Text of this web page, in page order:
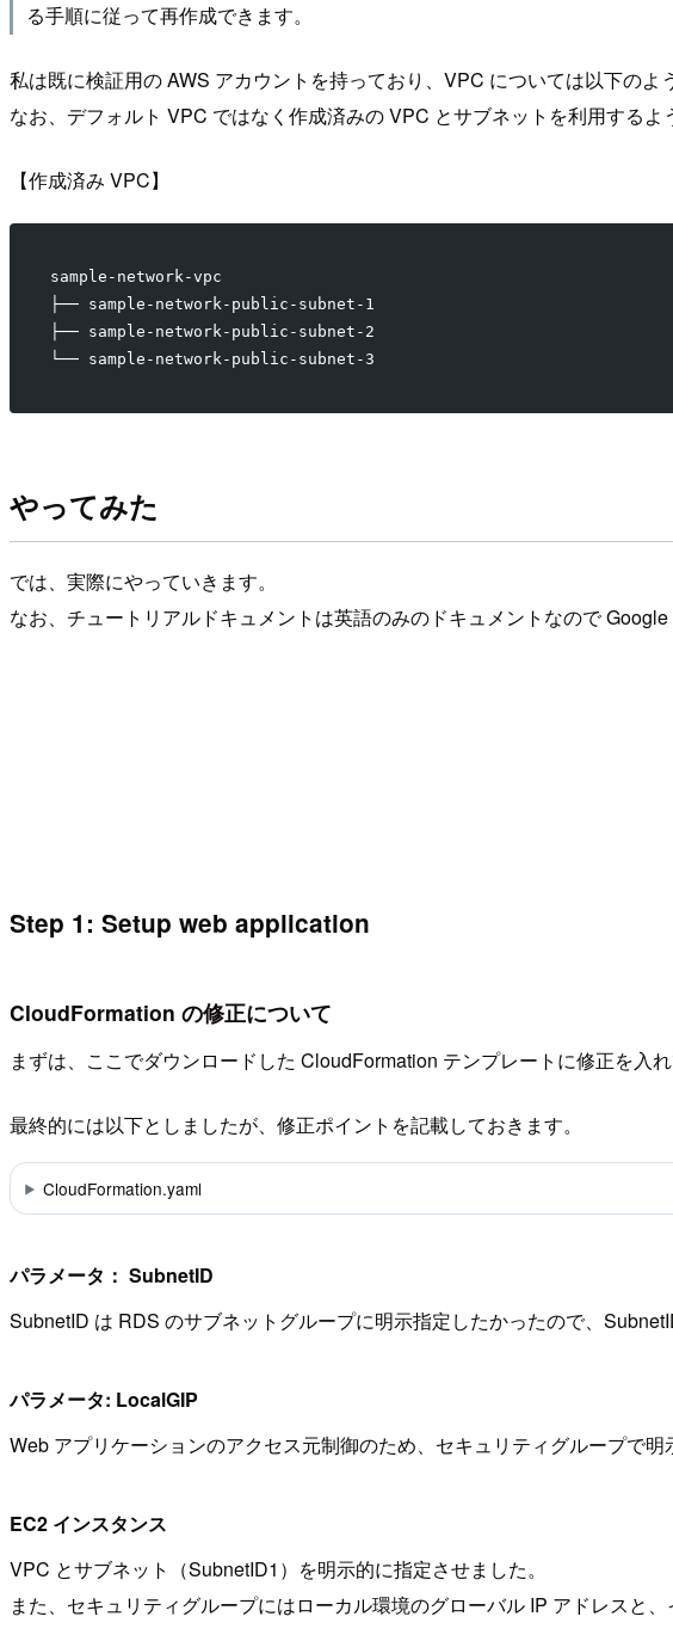
る手順に従って再作成できます。
私は既に検証用の AWS アカウントを持っており、VPC については以下の
なお、デフォルト VPC ではなく作成済みの VPC とサブネットを利用するよ
【作成済み VPC】
sample-network-vpc
├── sample-network-public-subnet-1
├── sample-network-public-subnet-2
└── sample-network-public-subnet-3
やってみた
では、実際にやっていきます。
なお、チュートリアルドキュメントは英語のみのドキュメントなので
Step 1: Setup web application
CloudFormation の修正について
まずは、ここでダウンロードした CloudFormation テンプレートに修正を入れ
最終的には以下としましたが、修正ポイントを記載しておきます。
CloudFormation.yaml
パラメータ： SubnetID
SubnetID は RDS のサブネットグループに明示指定したかったので、
パラメータ: LocalGIP
Web アプリケーションのアクセス元制御のため、セキュリティグループで
EC2 インスタンス
VPC とサブネット（SubnetID1）を明示的に指定させました。
また、セキュリティグループにはローカル環境のグローバル IP アドレスと